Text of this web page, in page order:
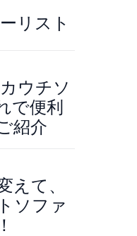
リスト
ウチソ
で便利
紹介
えて、
ソファ